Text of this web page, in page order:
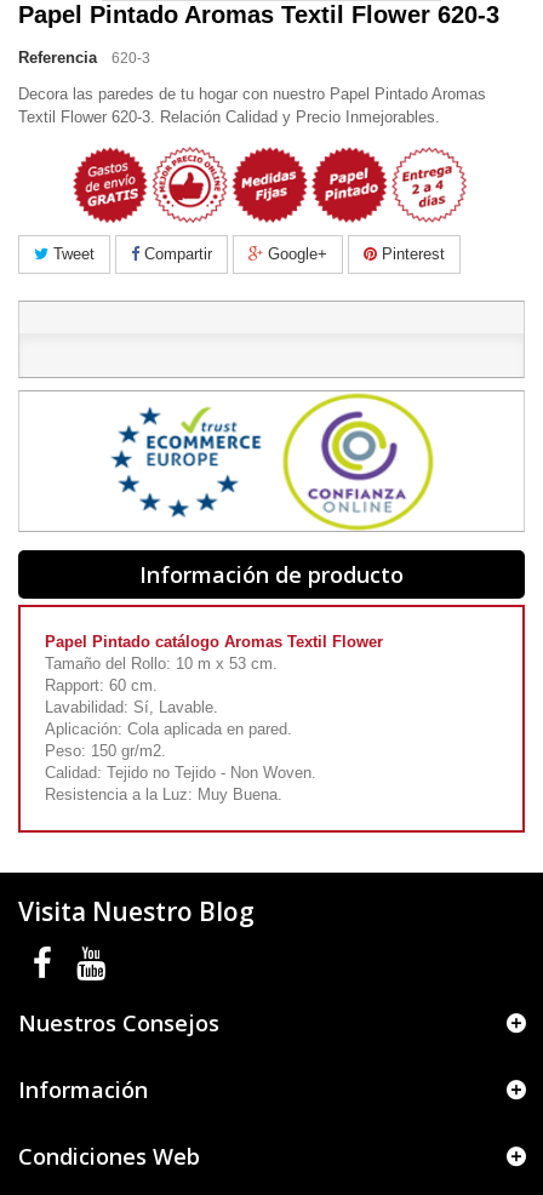
Papel Pintado Aromas Textil Flower 620-3
Referencia 620-3
Decora las paredes de tu hogar con nuestro Papel Pintado Aromas
Textil Flower 620-3. Relación Calidad y Precio Inmejorables.
Tweet Compartir Google+ Pinterest
Información de producto
Papel Pintado catálogo Aromas Textil Flower
Tamaño del Rollo: 10 m x 53 cm.
Rapport: 60 cm.
Lavabilidad: Sí, Lavable.
Aplicación: Cola aplicada en pared.
Peso: 150 gr/m2.
Calidad: Tejido no Tejido - Non Woven.
Resistencia a la Luz: Muy Buena.
Visita Nuestro Blog
Nuestros Consejos
Información
Condiciones Web